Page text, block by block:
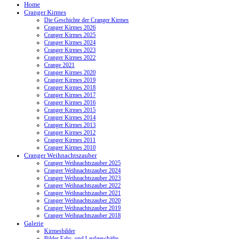
Home
Cranger Kirmes
Die Geschichte der Cranger Kirmes
Cranger Kirmes 2026
Cranger Kirmes 2025
Cranger Kirmes 2024
Cranger Kirmes 2023
Cranger Kirmes 2022
Crange 2021
Cranger Kirmes 2020
Cranger Kirmes 2019
Cranger Kirmes 2018
Cranger Kirmes 2017
Cranger Kirmes 2016
Cranger Kirmes 2015
Cranger Kirmes 2014
Cranger Kirmes 2013
Cranger Kirmes 2012
Cranger Kirmes 2011
Cranger Kirmes 2010
Cranger Weihnachtszauber
Cranger Weihnachtszauber 2025
Cranger Weihnachtszauber 2024
Cranger Weihnachtszauber 2023
Cranger Weihnachtszauber 2022
Cranger Weihnachtszauber 2021
Cranger Weihnachtszauber 2020
Cranger Weihnachtszauber 2019
Cranger Weihnachtszauber 2018
Galerie
Kirmesbilder